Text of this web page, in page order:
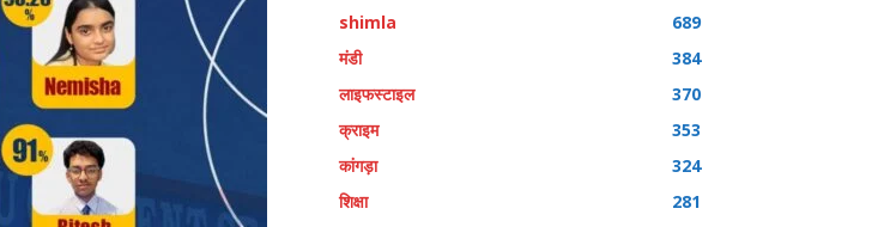
shimla
689
मंडी
384
लाइफस्टाइल
370
क्राइम
353
कांगड़ा
324
शिक्षा
281